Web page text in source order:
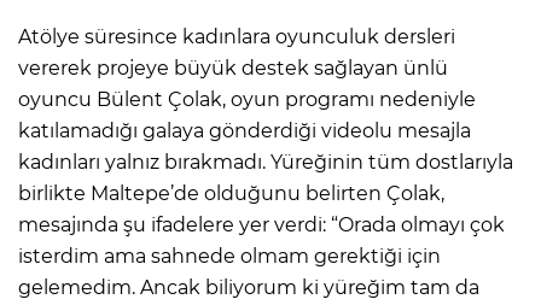
Atölye süresince kadınlara oyunculuk dersleri
vererek projeye büyük destek sağlayan ünlü
oyuncu Bülent Çolak, oyun programı nedeniyle
katılamadığı galaya gönderdiği videolu mesajla
kadınları yalnız bırakmadı. Yüreğinin tüm dostlarıyla
birlikte Maltepe’de olduğunu belirten Çolak,
mesajında şu ifadelere yer verdi: “Orada olmayı çok
isterdim ama sahnede olmam gerektiği için
gelemedim. Ancak biliyorum ki yüreğim tam da